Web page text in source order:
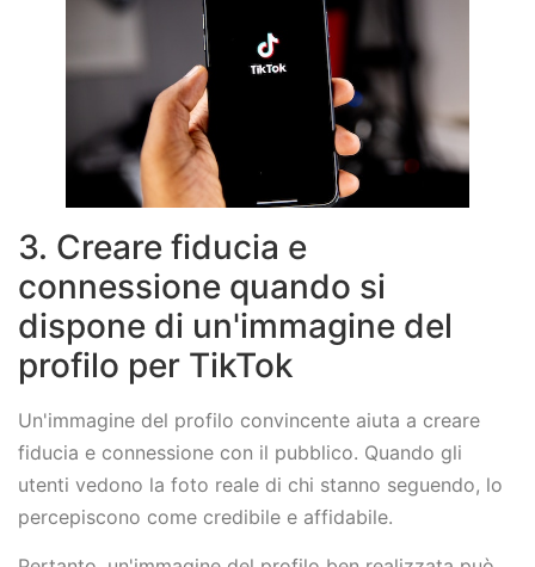
3. Creare fiducia e
connessione quando si
dispone di un'immagine del
profilo per TikTok
Un'immagine del profilo convincente aiuta a creare
fiducia e connessione con il pubblico. Quando gli
utenti vedono la foto reale di chi stanno seguendo, lo
percepiscono come credibile e affidabile.